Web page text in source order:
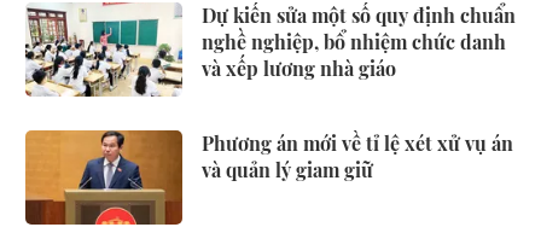
Dự kiến sửa một số quy định chuẩn
nghề nghiệp, bổ nhiệm chức danh
và xếp lương nhà giáo
Phương án mới về tỉ lệ xét xử vụ án
và quản lý giam giữ